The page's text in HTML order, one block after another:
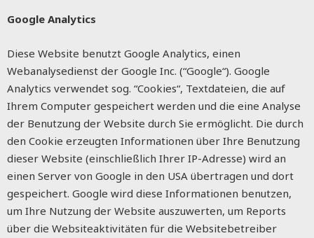
Google Analytics
Diese Website benutzt Google Analytics, einen
Webanalysedienst der Google Inc. (“Google“). Google
Analytics verwendet sog. “Cookies“, Textdateien, die auf
Ihrem Computer gespeichert werden und die eine Analyse
der Benutzung der Website durch Sie ermöglicht. Die durch
den Cookie erzeugten Informationen über Ihre Benutzung
dieser Website (einschließlich Ihrer IP-Adresse) wird an
einen Server von Google in den USA übertragen und dort
gespeichert. Google wird diese Informationen benutzen,
um Ihre Nutzung der Website auszuwerten, um Reports
über die Websiteaktivitäten für die Websitebetreiber